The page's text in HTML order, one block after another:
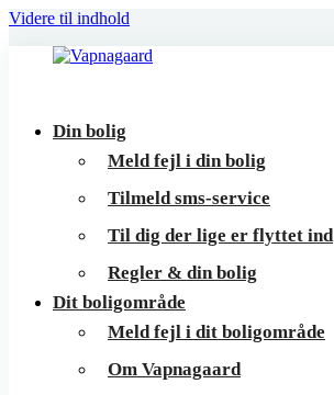
Videre til indhold
Vapnagaard
BoligerDin bolig
Meld fejl i din bolig
Tilmeld sms-service
Til dig der lige er flyttet ind
Regler & din bolig
Dit boligområde
Meld fejl i dit boligområde
Om Vapnagaard